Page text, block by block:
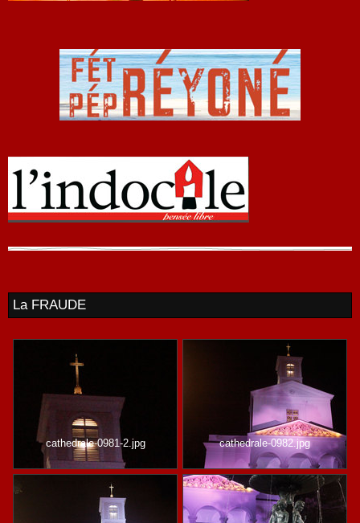
La FRAUDE
cathedrale-0981-2.jpg cathedrale-0982.jpg